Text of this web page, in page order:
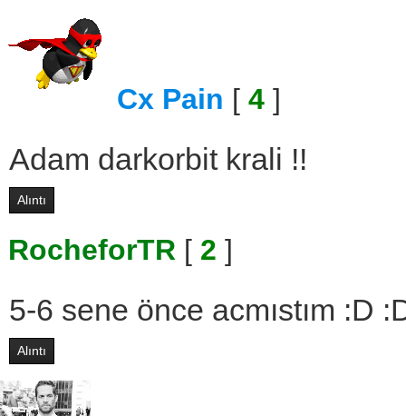
Cx Pain [ 4 ]
Adam darkorbit krali !!
Alıntı
RocheforTR [ 2 ]
5-6 sene önce acmıstım :D
Alıntı